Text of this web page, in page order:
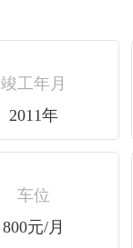
竣工年月
2011年
车位
800元/月